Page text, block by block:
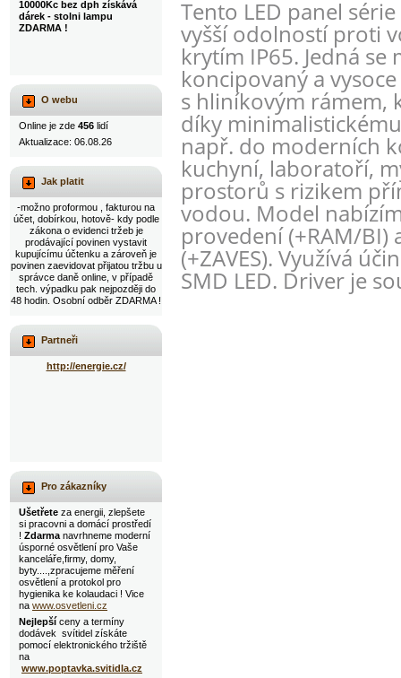
Tento LED panel série
vyšší odolností proti
krytím IP65. Jedná se
koncipovaný a
s hliníkovým rámem,
díky
např. do moderních
kuchyní, laboratoří,
prostorů s rizikem
vodou. Model
provedení (+RAM/BI)
(+ZAVES). Využívá
SMD LED. Driver je
10000Kc bez dph získává
dárek - stolni lampu
ZDARMA !
O webu
Online je zde 456 lidí
Aktualizace: 06.08.26
Jak platit
-možno proformou , fakturou na
účet, dobírkou, hotově- kdy podle
zákona o evidenci tržeb je
prodávající povinen vystavit
kupujícímu účtenku a zároveň je
povinen zaevidovat přijatou tržbu u
správce daně online, v případě
tech. výpadku pak nejpozději do
48 hodin. Osobní odběr ZDARMA !
Partneři
http://energie.cz/
Pro zákazníky
Ušetřete za energii, zlepšete
si pracovni a domácí prostředí
! Zdarma navrhneme moderní
úsporné osvětlení pro Vaše
kanceláře,firmy, domy,
byty....,zpracujeme měření
osvětlení a protokol pro
hygienika ke kolaudaci ! Vice
na www.osvetleni.cz
Nejlepší ceny a termíny
dodávek svítidel získáte
pomocí elektronického tržiště
na
www.poptavka.svitidla.cz